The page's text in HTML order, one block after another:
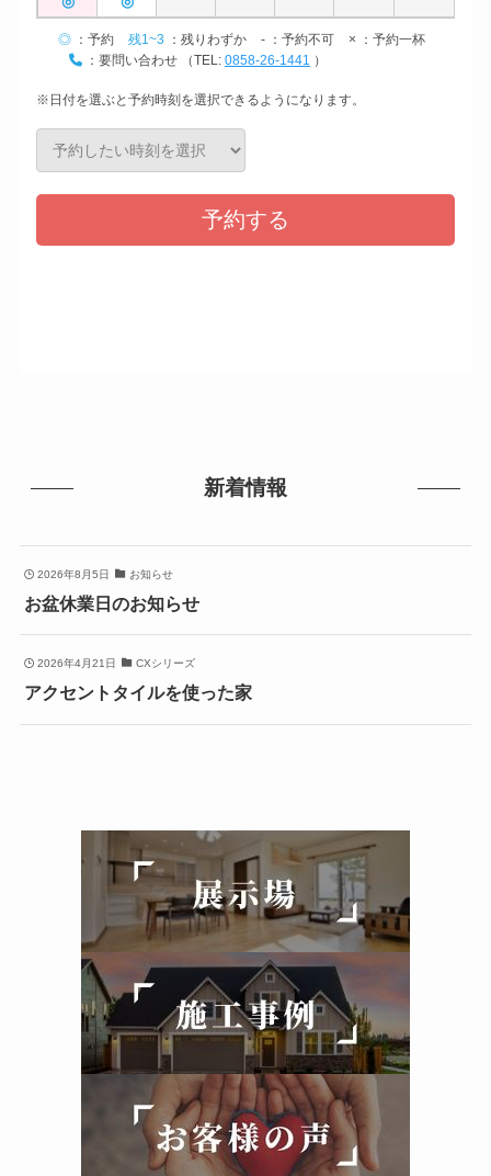
新着情報
2026年8月5日 お知らせ
お盆休業日のお知らせ
2026年4月21日 CXシリーズ
アクセントタイルを使った家